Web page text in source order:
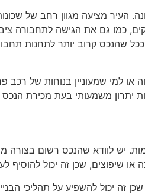
מציעה מגוון רחב של
כמו גם את הגישה
שהנכס קרוב יותר לתחנות
או למי שמעוניין בנוחות של
יתרון משמעותי בעת מכירת
יש לוודא שהנכס רשום בצורה
שיפוצים, שכן זה יכול להוסיף
זה יכול להשפיע על תהליכי